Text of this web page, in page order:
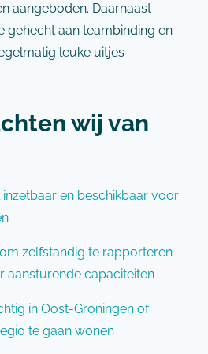
aangeboden. Daarnaast
gehecht aan teambinding en
leuke uitjes
wij van
en beschikbaar voor
zelfstandig te rapporteren
aansturende capaciteiten
in Oost-Groningen of
te gaan wonen